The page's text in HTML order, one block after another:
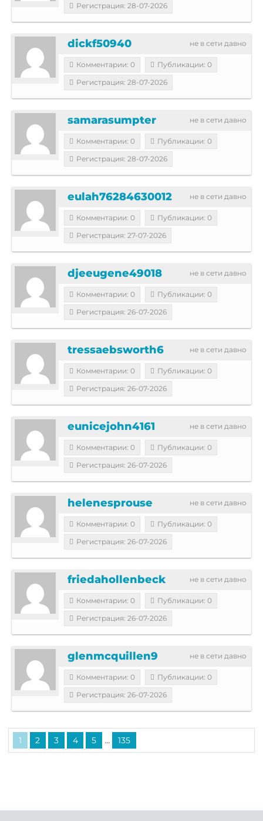
Регистрация: 28-07-2026
не в сети давно
dickf50940
Комментарии: 0
Публикации: 0
Регистрация: 28-07-2026
не в сети давно
samarasumpter
Комментарии: 0
Публикации: 0
Регистрация: 28-07-2026
не в сети давно
eulah76284630012
Комментарии: 0
Публикации: 0
Регистрация: 27-07-2026
не в сети давно
djeeugene49018
Комментарии: 0
Публикации: 0
Регистрация: 26-07-2026
не в сети давно
tressaebsworth6
Комментарии: 0
Публикации: 0
Регистрация: 26-07-2026
не в сети давно
eunicejohn4161
Комментарии: 0
Публикации: 0
Регистрация: 26-07-2026
не в сети давно
helenesprouse
Комментарии: 0
Публикации: 0
Регистрация: 26-07-2026
не в сети давно
friedahollenbeck
Комментарии: 0
Публикации: 0
Регистрация: 26-07-2026
не в сети давно
glenmcquillen9
Комментарии: 0
Публикации: 0
Регистрация: 26-07-2026
1 2 3 4 5 ... 135